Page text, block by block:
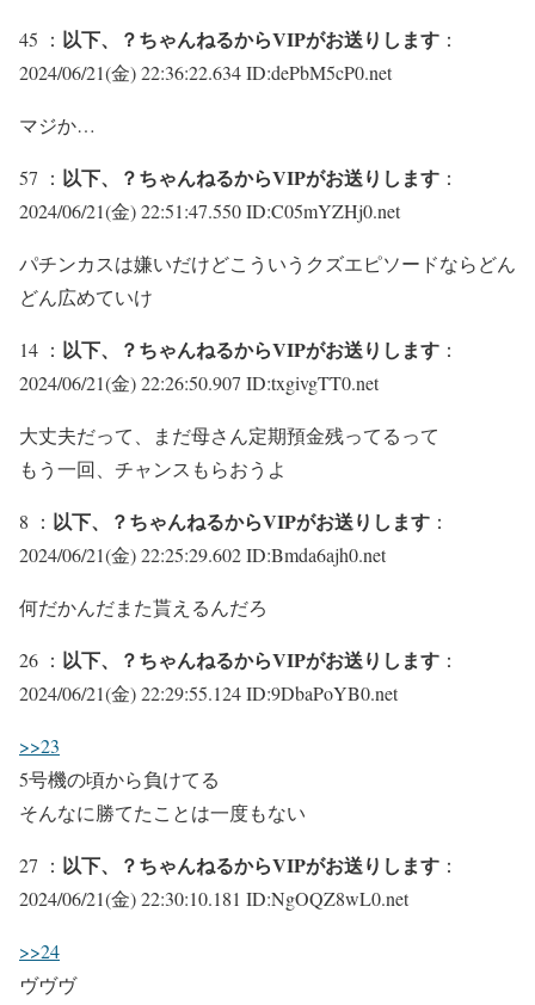
45 ： 以下、？ちゃんねるからVIPがお送りします ：
2024/06/21(金) 22:36:22.634 ID:dePbM5cP0.net
マジか…
57 ： 以下、？ちゃんねるからVIPがお送りします ：
2024/06/21(金) 22:51:47.550 ID:C05mYZHj0.net
パチンカスは嫌いだけどこういうクズエピソードならどん
どん広めていけ
14 ： 以下、？ちゃんねるからVIPがお送りします ：
2024/06/21(金) 22:26:50.907 ID:txgivgTT0.net
大丈夫だって、まだ母さん定期預金残ってるって
もう一回、チャンスもらおうよ
8 ： 以下、？ちゃんねるからVIPがお送りします ：
2024/06/21(金) 22:25:29.602 ID:Bmda6ajh0.net
何だかんだまた貰えるんだろ
26 ： 以下、？ちゃんねるからVIPがお送りします ：
2024/06/21(金) 22:29:55.124 ID:9DbaPoYB0.net
>>23
5号機の頃から負けてる
そんなに勝てたことは一度もない
27 ： 以下、？ちゃんねるからVIPがお送りします ：
2024/06/21(金) 22:30:10.181 ID:NgOQZ8wL0.net
>>24
ヴヴヴ